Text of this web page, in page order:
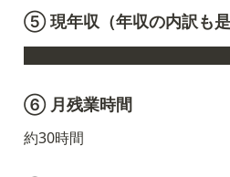
⑤ 現年収（年収の内訳も是
⑥ 月残業時間
約30時間